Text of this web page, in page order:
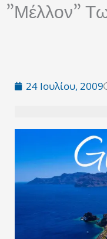
”μέλλον”
24 Ιουλίου, 2009